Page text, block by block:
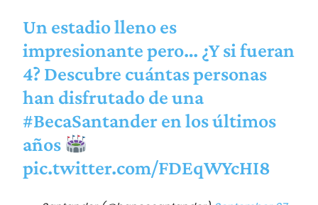
Un estadio lleno es
impresionante pero… ¿Y si fueran
4? Descubre cuántas personas
han disfrutado de una
#BecaSantanderen los últimos
años
pic.twitter.com/FDEqWYcHI8